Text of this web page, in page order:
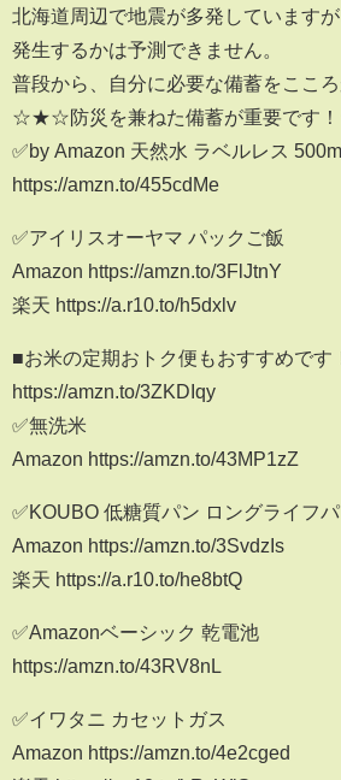
北海道周辺で地震が多発しています
発生するかは予測できません。
普段から、自分に必要な備蓄をここ
☆★☆防災を兼ねた備蓄が重要です
✅by Amazon 天然水 ラベルレス
https://amzn.to/455cdMe
✅アイリスオーヤマ パックご飯
Amazon https://amzn.to/3FlJtnY
楽天 https://a.r10.to/h5dxlv
■お米の定期おトク便もおすすめです
https://amzn.to/3ZKDIqy
✅無洗米
Amazon https://amzn.to/43MP1zZ
✅KOUBO 低糖質パン ロングライフ
Amazon https://amzn.to/3SvdzIs
楽天 https://a.r10.to/he8btQ
✅Amazonベーシック 乾電池
https://amzn.to/43RV8nL
✅イワタニ カセットガス
Amazon https://amzn.to/4e2cged